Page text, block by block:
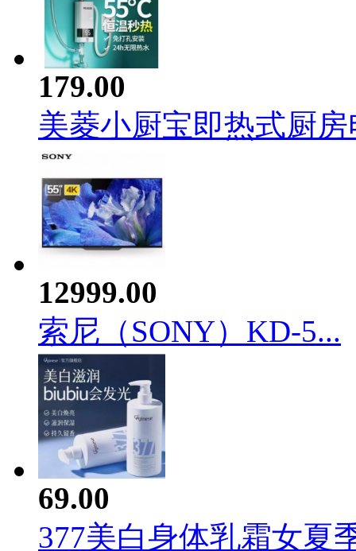
179.00
美菱小厨宝即热式厨房
12999.00
索尼（SONY）KD-5...
69.00
377美白身体乳霜女夏